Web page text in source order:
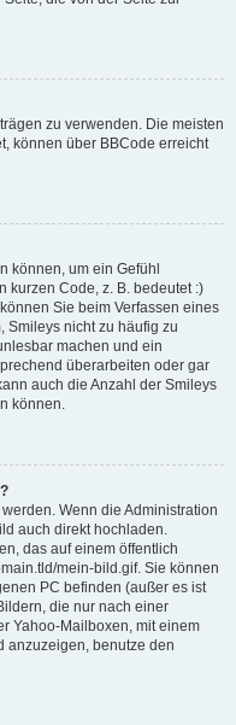
zu verwenden. Die meisten
können über BBCode erreicht
können, um ein Gefühl
kurzen Code, z. B. bedeutet :)
Sie beim Verfassen eines
Smileys nicht zu häufig zu
machen und ein
überarbeiten oder gar
auch die Anzahl der Smileys
können.
Wenn die Administration
auch direkt hochladen.
das auf einem öffentlich
mein-bild.gif. Sie können
PC befinden (außer es ist
die nur nach einer
Yahoo-Mailboxen, mit einem
anzuzeigen, benutze den